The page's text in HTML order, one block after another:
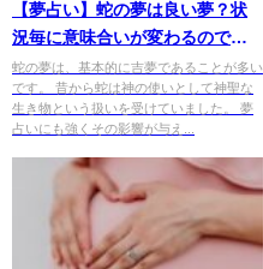
【夢占い】蛇の夢は良い夢？状
況毎に意味合いが変わるので確
認しよう
蛇の夢は、基本的に吉夢であることが多い
です。 昔から蛇は神の使いとして神聖な
生き物という扱いを受けていました。 夢
占いにも強くその影響が与え...